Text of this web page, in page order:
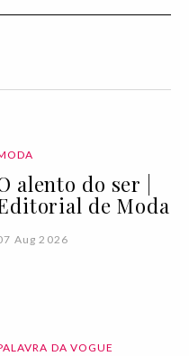
alento do ser |
de Moda
Aug 2026
DA VOGUE